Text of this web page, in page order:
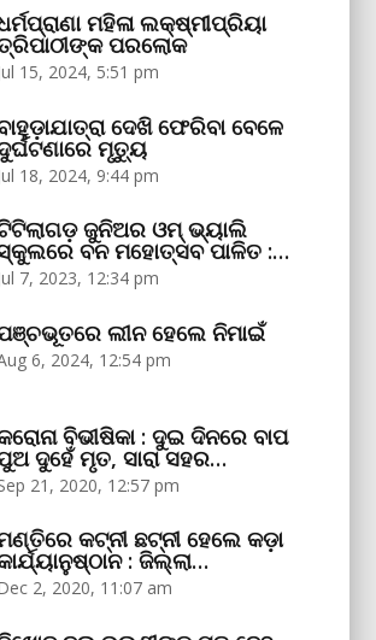
ମହିଳା ଲକ୍ଷ୍ମୀପ୍ରିୟା
ପରଲୋକ
15, 2024, 5:51 pm
ଦେଖି ଫେରିବା ବେଳେ
ମୃତ୍ୟୁ
18, 2024, 9:44 pm
ଜୁନିଅର ଓମ୍‌ ଭ୍ୟାଲି
ବନ ମହୋତ୍ସବ ପାଳିତ :…
7, 2023, 12:34 pm
ଲୀନ ହେଲେ ନିମାଇଁ
6, 2024, 12:54 pm
ବିଭୀଷିକା : ଦୁଇ ଦିନରେ ବାପ
ଦୁହେଁ ମୃତ, ସାରା ସହର…
21, 2020, 12:57 pm
କଟ୍‌ନୀ ଛଟ୍‌ନୀ ହେଲେ କଡ଼ା
: ଜିଲ୍ଲା…
2, 2020, 11:07 am